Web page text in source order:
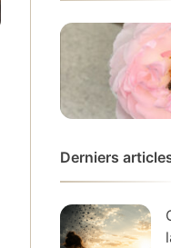
Derniers